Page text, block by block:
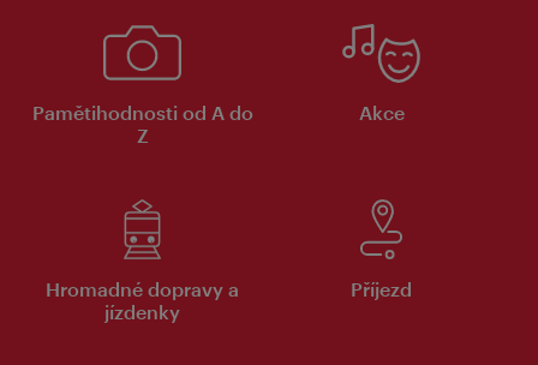
Pamětihodnosti od A do
Z
Akce
Hromadné dopravy a
jízdenky
Příjezd